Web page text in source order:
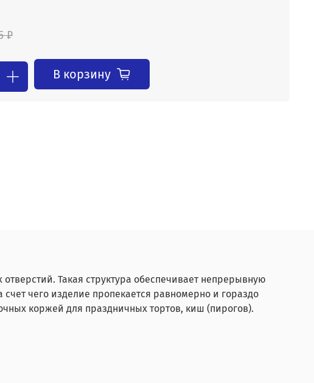
₽
В корзину
Такая структура обеспечивает непрерывную
чего изделие пропекается равномерно и гораздо
коржей для праздничных тортов, киш (пирогов).